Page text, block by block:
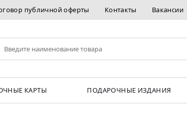
публичной оферты Контакты Вакансии
КАРТЫ ПОДАРОЧНЫЕ ИЗДАНИЯ